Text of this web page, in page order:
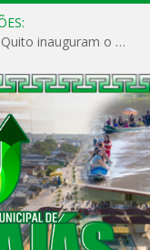
Prefeito Vivaldo Mendes e vice-prefeito Quito inauguram o CAPS e fortalecem a saúde pública em Anajás.